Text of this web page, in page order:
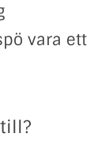
vara ett